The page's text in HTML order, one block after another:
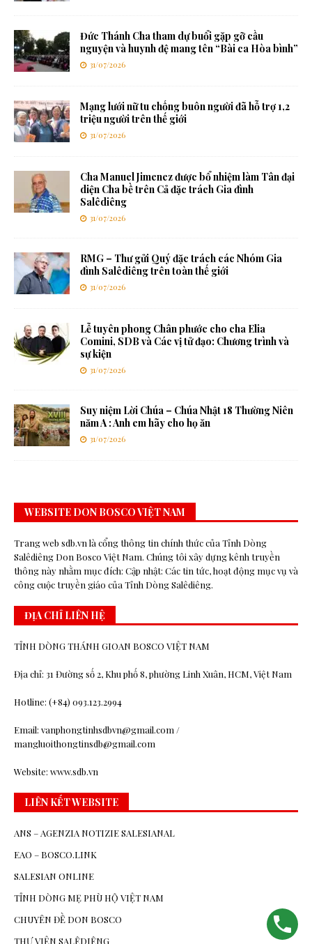
Đức Thánh Cha tham dự buổi gặp gỡ cầu
nguyện và huynh đệ mang tên “Bài ca Hòa bình”
31/07/2026
Mạng lưới nữ tu chống buôn người đã hỗ trợ 1,2
triệu người trên thế giới
31/07/2026
Cha Manuel Jimenez được bổ nhiệm làm Tân đại
diện Cha bề trên Cả đặc trách Gia đình
Salêdiêng
31/07/2026
RMG – Thư gửi Quý đặc trách các Nhóm Gia
đình Salêdiêng trên toàn thế giới
31/07/2026
Lễ tuyên phong Chân phước cho cha Elia
Comini, SDB và Các vị tử đạo: Chương trình và
sự kiện
31/07/2026
Suy niệm Lời Chúa – Chúa Nhật 18 Thường Niên
năm A : Anh em hãy cho họ ăn
31/07/2026
WEBSITE DON BOSCO VIỆT NAM
Trang web sdb.vn là cổng thông tin chính thức của Tỉnh Dòng
Salêdiêng Don Bosco Việt Nam. Chúng tôi xây dựng kênh truyền
thông này nhằm mục đích: Cập nhật: Các tin tức, hoạt động mục vụ và
công cuộc truyền giáo của Tỉnh Dòng Salêdiêng.
ĐỊA CHỈ LIÊN HỆ
TỈNH DÒNG THÁNH GIOAN BOSCO VIỆT NAM
Địa chỉ: 31 Đường số 2, Khu phố 8, phường Linh Xuân, HCM, Việt Nam
Hotline: (+84) 093.123.2994
Email: vanphongtinhsdbvn@gmail.com /
mangluoithongtinsdb@gmail.com
Website: www.sdb.vn
LIÊN KẾT WEBSITE
ANS – AGENZIA NOTIZIE SALESIANAL
EAO – BOSCO.LINK
SALESIAN ONLINE
TỈNH DÒNG MẸ PHÙ HỘ VIỆT NAM
CHUYÊN ĐỀ DON BOSCO
THƯ VIỆN SALÊDIÊNG